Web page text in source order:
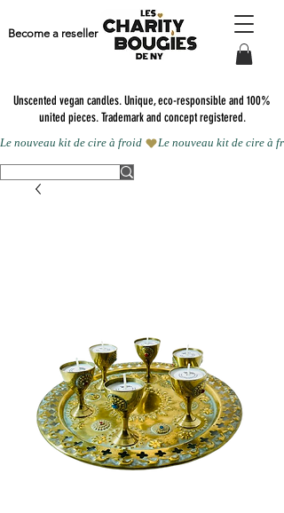
Unscented vegan candles.Unique, eco-responsible and 100%
united pieces. Trademark and concept registered.
Become a reseller
Le nouveau kit de cire à froid